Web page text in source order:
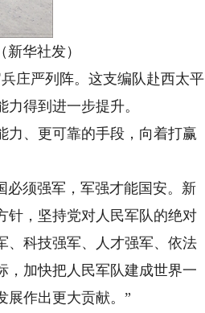
华社发）
庄严列阵。这支编队赴西太平
得到进一步提升。
、更可靠的手段，向着打赢
须强军，军强才能国安。新
针，坚持党对人民军队的绝对
、科技强军、人才强军、依法
，加快把人民军队建成世界一
展作出更大贡献。”